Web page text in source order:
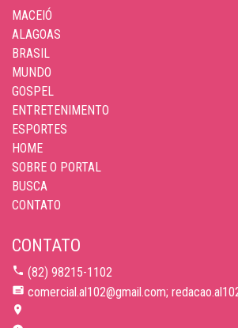
MACEIÓ
ALAGOAS
BRASIL
MUNDO
GOSPEL
ENTRETENIMENTO
ESPORTES
HOME
SOBRE O PORTAL
BUSCA
CONTATO
CONTATO
(82) 98215-1102
comercial.al102@gmail.com;